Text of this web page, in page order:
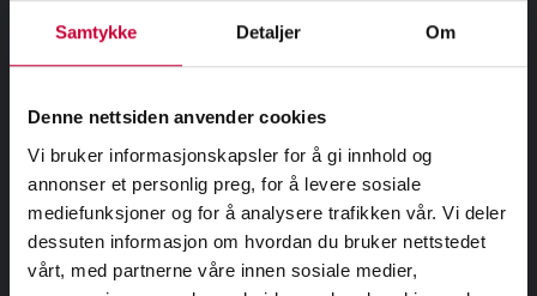
Samtykke Detaljer Om
Denne nettsiden anvender cookies
Vi bruker informasjonskapsler for å gi innhold og
annonser et personlig preg, for å levere sosiale
mediefunksjoner og for å analysere trafikken vår. Vi deler
dessuten informasjon om hvordan du bruker nettstedet
vårt, med partnerne våre innen sosiale medier,
ELLE WHITNEY
2022